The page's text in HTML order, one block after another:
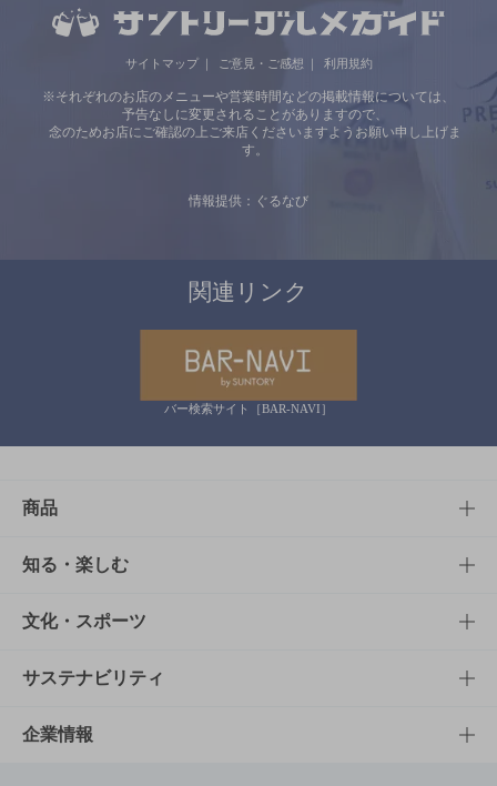
サイトマップ ご意見・ご感想 利用規約
※それぞれのお店のメニューや営業時間などの掲載情報については、
予告なしに変更されることがありますので、
念のためお店にご確認の上ご来店くださいますようお願い申し上げま
す。
情報提供：ぐるなび
関連リンク
バー検索サイト［BAR-NAVI］
商品
商品TOP
商品一覧
商品発売情報
栄養成分一覧
知る・楽しむ
知る・楽しむTOP
キャンペーン
工場見学
文化・スポーツ
文化・スポーツTOP
サントリーホール
サステナビリティ
サステナビリティTOP
企業情報